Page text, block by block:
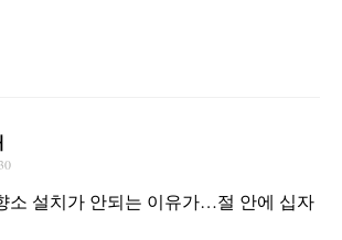
소 설치가 안되는 이유가…절 안에 십자